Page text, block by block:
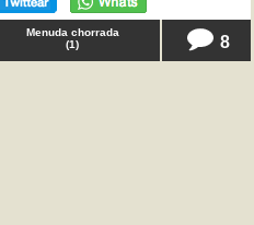
Menuda chorrada
(1) 8